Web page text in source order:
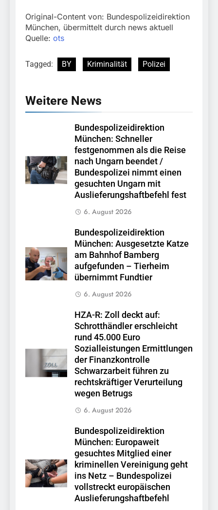
Original-Content von: Bundespolizeidirektion
München, übermittelt durch news aktuell
Quelle: ots
Tagged: BY Kriminalität Polizei
Weitere News
Bundespolizeidirektion
München: Schneller
festgenommen als die Reise
nach Ungarn beendet /
Bundespolizei nimmt einen
gesuchten Ungarn mit
Auslieferungshaftbefehl fest
6. August 2026
Bundespolizeidirektion
München: Ausgesetzte Katze
am Bahnhof Bamberg
aufgefunden – Tierheim
übernimmt Fundtier
6. August 2026
HZA-R: Zoll deckt auf:
Schrotthändler erschleicht
rund 45.000 Euro
Sozialleistungen Ermittlungen
der Finanzkontrolle
Schwarzarbeit führen zu
rechtskräftiger Verurteilung
wegen Betrugs
6. August 2026
Bundespolizeidirektion
München: Europaweit
gesuchtes Mitglied einer
kriminellen Vereinigung geht
ins Netz – Bundespolizei
vollstreckt europäischen
Auslieferungshaftbefehl